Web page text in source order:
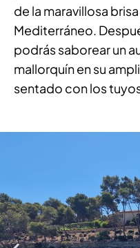
de la maravillosa
Mediterráneo.
podrás saborear un
mallorquín en su
sentado con los